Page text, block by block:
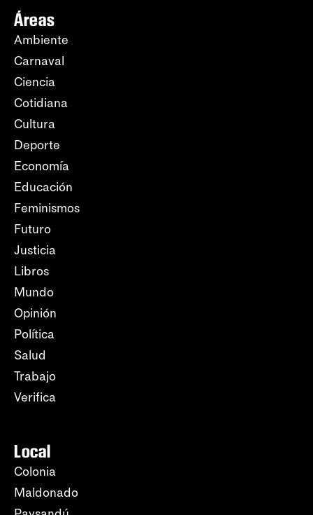
Áreas
Ambiente
Carnaval
Ciencia
Cotidiana
Cultura
Deporte
Economía
Educación
Feminismos
Futuro
Justicia
Libros
Mundo
Opinión
Política
Salud
Trabajo
Verifica
Local
Colonia
Maldonado